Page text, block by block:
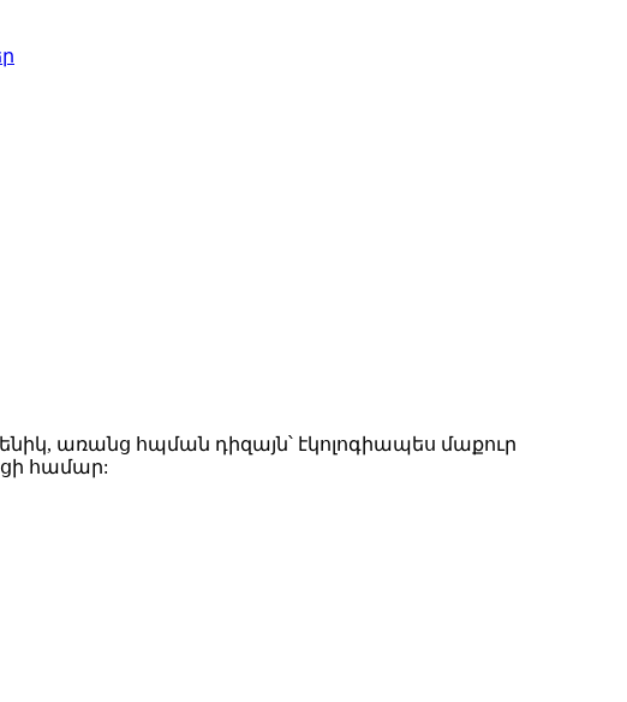
առանց հպման դիզայն՝ էկոլոգիապես մաքուր
համար: